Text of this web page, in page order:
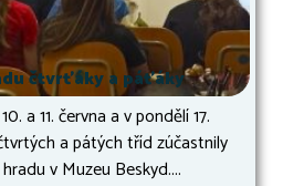
čtvrťáky a páťáky
a 11. června a v pondělí 17.
a pátých tříd zúčastnily
v Muzeu Beskyd....